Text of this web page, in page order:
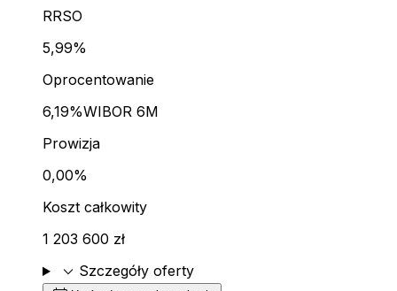
RRSO
5,99%
Oprocentowanie
6,19%WIBOR 6M
Prowizja
0,00%
Koszt całkowity
1 203 600 zł
expand_more Szczegóły oferty